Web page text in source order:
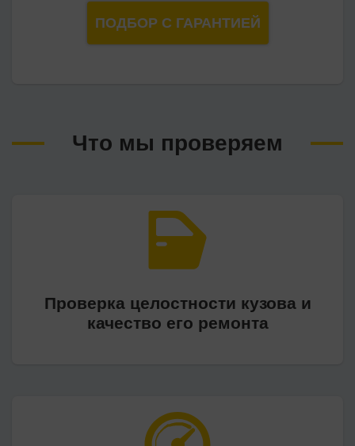
ПОДБОР С ГАРАНТИЕЙ
Что мы проверяем
Проверка целостности кузова и
качество его ремонта